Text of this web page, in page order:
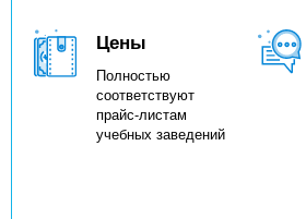
Цены
Полностью
соответствуют
прайс-листам
учебных заведений